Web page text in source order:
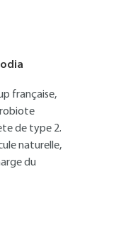
française,
de type 2.
naturelle,
du